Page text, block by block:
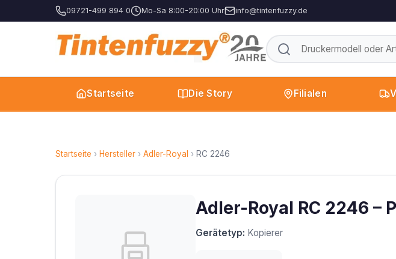
09721-499 894 0 Mo-Sa 8:00-20:00 Uhr info@tintenfuzzy.de
Startseite Die Story Filialen
Startseite › Hersteller › Adler-Royal › RC 2246
Adler-Royal RC 2246 –
Gerätetyp: Kopierer